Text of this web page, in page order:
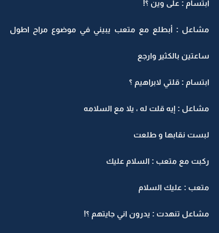
ابتسام : على وين ؟!
مشاعل : أبطلع مع متعب يبيني في موضوع مراح اطول
ساعتين بالكثير وارجع
ابتسام : قلتي لابراهيم ؟
مشاعل : إيه قلت له ، يلا مع السلامه
لبست نقابها و طلعت
ركبت مع متعب : السلام عليك
متعب : عليك السلام
مشاعل تنهدت : يدرون اني جايتهم ؟!